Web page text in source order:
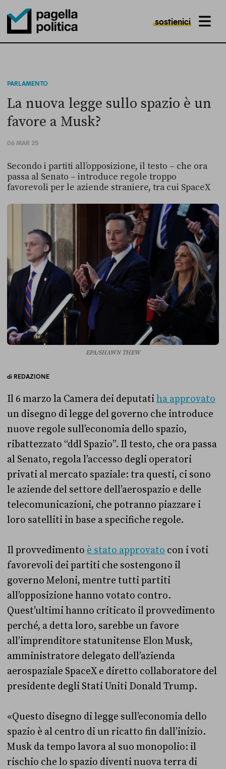
Pagella Politica Logo
sostienici MENU
PARLAMENTO
La nuova legge sullo spazio è un
favore a Musk?
06 MAR 25
Secondo i partiti all’opposizione, il testo – che ora
passa al Senato – introduce regole troppo
favorevoli per le aziende straniere, tra cui SpaceX
EPA/SHAWN THEW
di REDAZIONE
Il 6 marzo la Camera dei deputatiha approvato
un disegno di legge del governo che introduce
nuove regole sull’economia dello spazio,
ribattezzato “ddl Spazio”. Il testo, che ora passa
al Senato, regola l’accesso degli operatori
privati al mercato spaziale: tra questi, ci sono
le aziende del settore dell’aerospazio e delle
telecomunicazioni, che potranno piazzare i
loro satelliti in base a specifiche regole.
Il provvedimento è stato approvato con i voti
favorevoli dei partiti che sostengono il
governo Meloni, mentre tutti partiti
all’opposizione hanno votato contro.
Quest’ultimi hanno criticato il provvedimento
perché, a detta loro, sarebbe un favore
all’imprenditore statunitense Elon Musk,
amministratore delegato dell’azienda
aerospaziale SpaceX e diretto collaboratore del
presidente degli Stati Uniti Donald Trump.
«Questo disegno di legge sull’economia dello
spazio è al centro di un ricatto fin dall’inizio.
Musk da tempo lavora al suo monopolio: il
rischio che lo spazio diventi nuova terra di